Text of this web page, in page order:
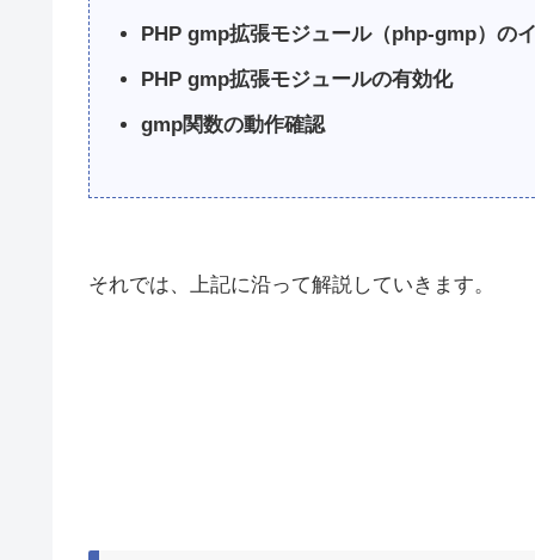
PHP gmp拡張モジュール（php-gmp）の
PHP gmp拡張モジュールの有効化
gmp関数の動作確認
それでは、上記に沿って解説していきます。